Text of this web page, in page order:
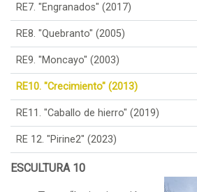
RE7. "Engranados" (2017)
RE8. "Quebranto" (2005)
RE9. "Moncayo" (2003)
RE10. "Crecimiento" (2013)
RE11. "Caballo de hierro" (2019)
RE 12. "Pirine2" (2023)
ESCULTURA 10